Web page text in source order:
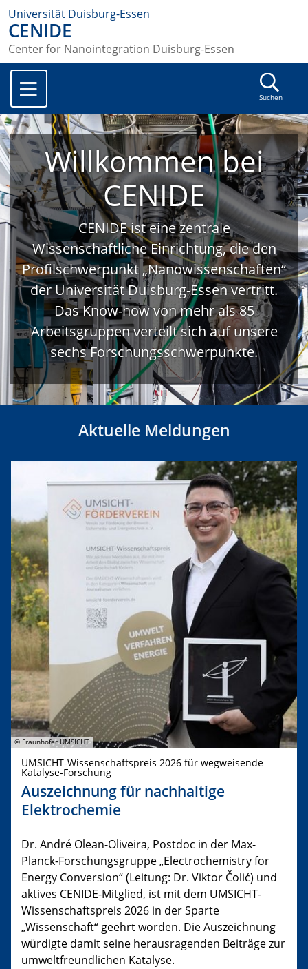
Universität Duisburg-Essen
CENIDE
Center for Nanointegration Duisburg-Essen
Suchen
Willkommen bei
CENIDE
CENIDE ist eine zentrale
Wissenschaftliche Einrichtung, die den
Profilschwerpunkt „Nanowissenschaften“
der Universität Duisburg-Essen vertritt.
Das Know-how von mehr als 85
Arbeitsgruppen verteilt sich auf unsere
sechs Forschungsschwerpunkte.
Aktuelle Meldungen
© Fraunhofer UMSICHT
UMSICHT-Wissenschaftspreis 2026 für wegweisende
Katalyse-Forschung
Auszeichnung für nachhaltige
Elektrochemie
Dr. André Olean-Oliveira, Postdoc in der Max-
Planck-Forschungsgruppe „Electrochemistry for
Energy Conversion“ (Leitung: Dr. Viktor Čolić) und
aktives CENIDE-Mitglied, ist mit dem UMSICHT-
Wissenschaftspreis 2026 in der Sparte
„Wissenschaft“ geehrt worden. Die Auszeichnung
würdigte damit seine herausragenden Beiträge zur
umweltfreundlichen Katalyse.